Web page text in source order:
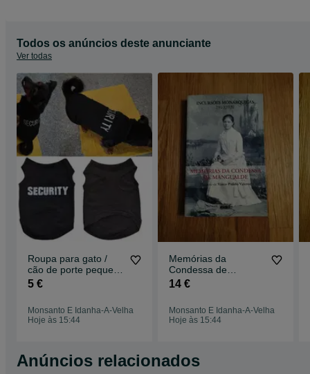
Todos os anúncios deste anunciante
Ver todas
Roupa para gato /
cão de porte pequeno
- T-shirt - Portes
5 €
Monsanto E Idanha-A-Velha
Hoje às 15:44
Memórias da
Condessa de
Mangualde -
1910/1920
14 €
Monsanto E Idanha-A-Velha
Hoje às 15:44
Anúncios relacionados